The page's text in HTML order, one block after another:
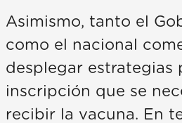
Asimismo, tanto el
como el nacional
desplegar estrategias
inscripción que se
recibir la vacuna. En